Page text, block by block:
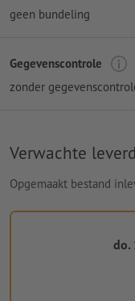
geen bundeling
Gegevenscontrole
zonder
Verwachte
Opgemaakt bestand
do.